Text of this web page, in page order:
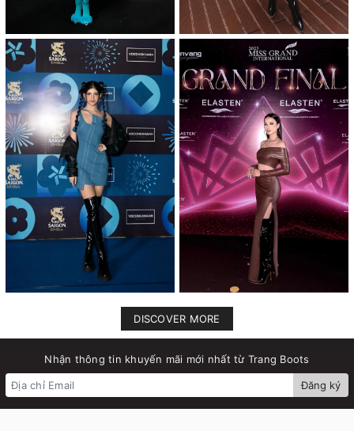
DISCOVER MORE
Nhận thông tin khuyến mãi mới nhất từ Trang Boots
Đăng ký